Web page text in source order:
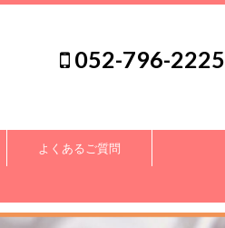
052-796-2225
よくあるご質問